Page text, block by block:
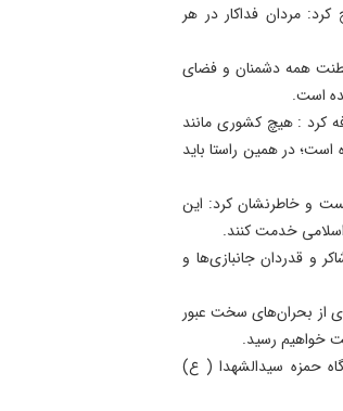
مردان فداکار در هر
همه دشمنان و فضای
است.
کرد : هیچ کشوری مانند
در همین راستا باید
و خاطرنشان کرد: این
خدمت کنند.
و قدردان جانبازی‌ها و
از بحران‌های سخت عبور
خواهیم رسید.
حمزه سیدالشهدا ( ع)